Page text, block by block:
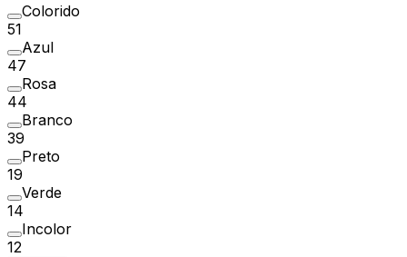
Colorido
51
Azul
47
Rosa
44
Branco
39
Preto
19
Verde
14
Incolor
12